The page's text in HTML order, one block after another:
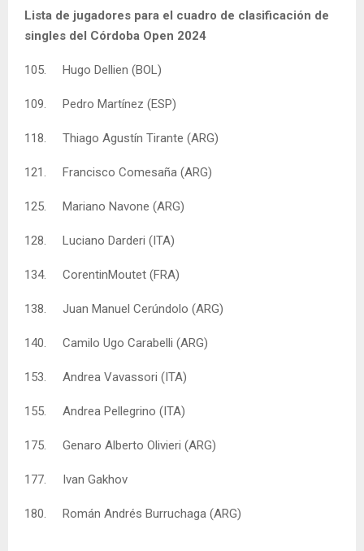
Lista de jugadores para el cuadro de clasificación de
singles del Córdoba Open 2024
105. Hugo Dellien (BOL)
109. Pedro Martínez (ESP)
118. Thiago Agustín Tirante (ARG)
121. Francisco Comesaña (ARG)
125. Mariano Navone (ARG)
128. Luciano Darderi (ITA)
134. CorentinMoutet (FRA)
138. Juan Manuel Cerúndolo (ARG)
140. Camilo Ugo Carabelli (ARG)
153. Andrea Vavassori (ITA)
155. Andrea Pellegrino (ITA)
175. Genaro Alberto Olivieri (ARG)
177. Ivan Gakhov
180. Román Andrés Burruchaga (ARG)